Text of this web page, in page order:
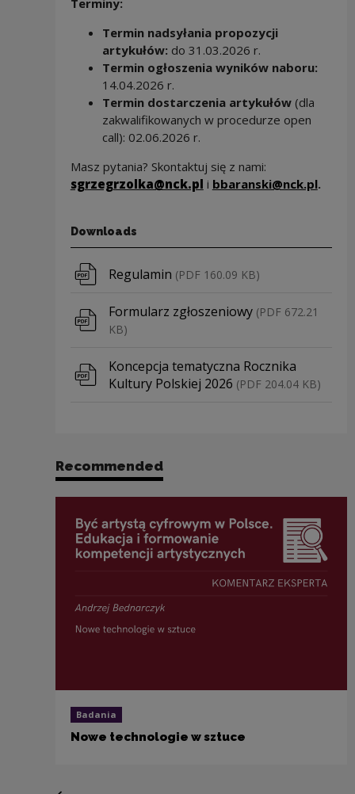
Termin nadsyłania propozycji
artykułów: do 31.03.2026 r.
Termin ogłoszenia wyników naboru:
14.04.2026 r.
Termin dostarczenia artykułów (dla
zakwalifikowanych w procedurze open
call): 02.06.2026 r.
Masz pytania? Skontaktuj się z nami:
sgrzegrzolka@nck.pl i bbaranski@nck.pl.
Downloads
Download file
Regulamin (PDF 160.09 KB)
Download file
Formularz zgłoszeniowy (PDF 672.21
KB)
Download file
Koncepcja tematyczna Rocznika
Kultury Polskiej 2026 (PDF 204.04 KB)
Recommended
Badania
Nowe technologie w sztuce